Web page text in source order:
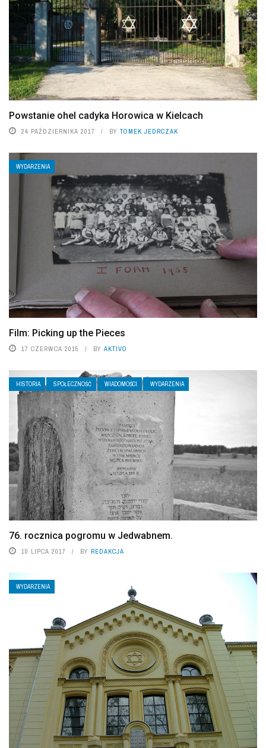
Powstanie ohel cadyka Horowica w Kielcach
24 PAŹDZIERNIKA 2017 BY TOMEK JEDRCZAK
WYDARZENIA
Film: Picking up the Pieces
17 CZERWCA 2015 BY AKTIVO
HISTORIA SPOŁECZNOŚĆ WIADOMOŚCI WYDARZENIA
76. rocznica pogromu w Jedwabnem.
10 LIPCA 2017 BY REDAKCJA
WYDARZENIA